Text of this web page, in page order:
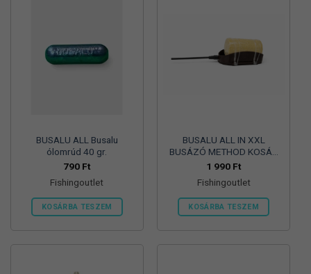
BUSALU ALL Busalu
ólomrúd 40 gr.
790 Ft
Fishingoutlet
KOSÁRBA TESZEM
BUSALU ALL IN XXL
BUSÁZÓ METHOD KOSÁR
BROWN- 90gr
1 990 Ft
Fishingoutlet
KOSÁRBA TESZEM